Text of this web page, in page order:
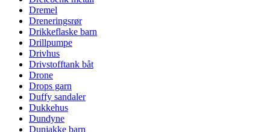
Dremel
Dreneringsrør
Drikkeflaske barn
Drillpumpe
Drivhus
Drivstofftank båt
Drone
Drops garn
Duffy sandaler
Dukkehus
Dundyne
Dunjakke barn